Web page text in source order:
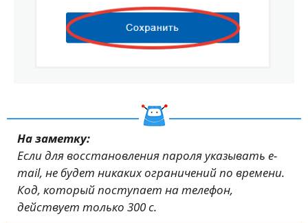
На заметку:
Если для восстановления пароля указывать e-
mail, не будет никаких ограничений по времени.
Код, который поступает на телефон,
действует только 300 с.